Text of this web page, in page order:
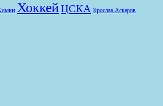
ХоккейЦСКА Ярослав Аскаров